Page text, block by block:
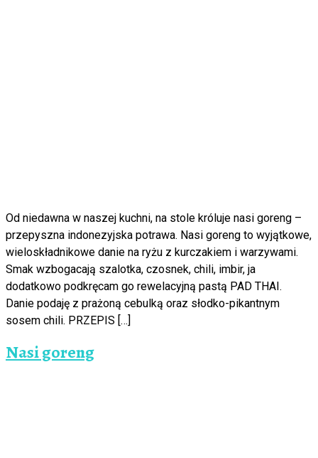
Od niedawna w naszej kuchni, na stole króluje nasi goreng –
przepyszna indonezyjska potrawa. Nasi goreng to wyjątkowe,
wieloskładnikowe danie na ryżu z kurczakiem i warzywami.
Smak wzbogacają szalotka, czosnek, chili, imbir, ja
dodatkowo podkręcam go rewelacyjną pastą PAD THAI.
Danie podaję z prażoną cebulką oraz słodko-pikantnym
sosem chili. PRZEPIS […]
Nasi goreng